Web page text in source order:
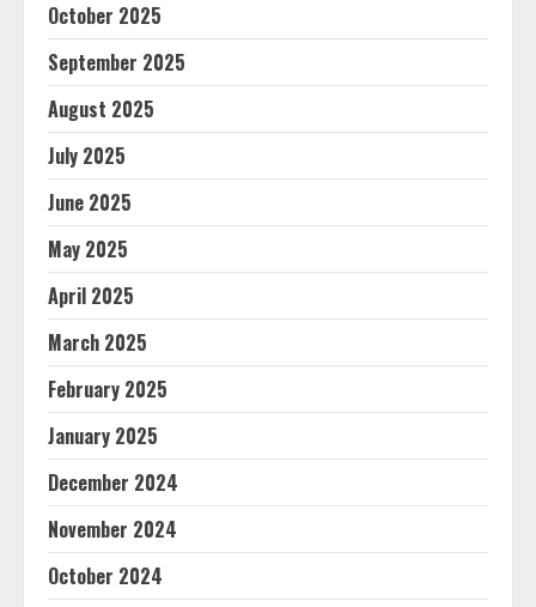
October 2025
September 2025
August 2025
July 2025
June 2025
May 2025
April 2025
March 2025
February 2025
January 2025
December 2024
November 2024
October 2024